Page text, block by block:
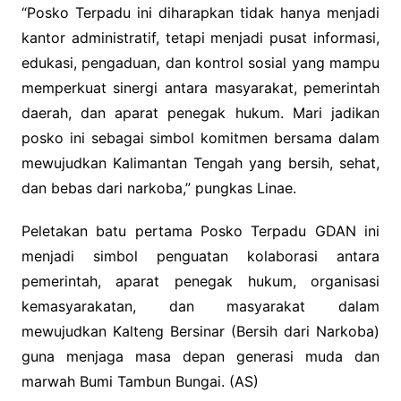
“Posko Terpadu ini diharapkan tidak hanya menjadi
kantor administratif, tetapi menjadi pusat informasi,
edukasi, pengaduan, dan kontrol sosial yang mampu
memperkuat sinergi antara masyarakat, pemerintah
daerah, dan aparat penegak hukum. Mari jadikan
posko ini sebagai simbol komitmen bersama dalam
mewujudkan Kalimantan Tengah yang bersih, sehat,
dan bebas dari narkoba,” pungkas Linae.
Peletakan batu pertama Posko Terpadu GDAN ini
menjadi simbol penguatan kolaborasi antara
pemerintah, aparat penegak hukum, organisasi
kemasyarakatan, dan masyarakat dalam
mewujudkan Kalteng Bersinar (Bersih dari Narkoba)
guna menjaga masa depan generasi muda dan
marwah Bumi Tambun Bungai. (AS)